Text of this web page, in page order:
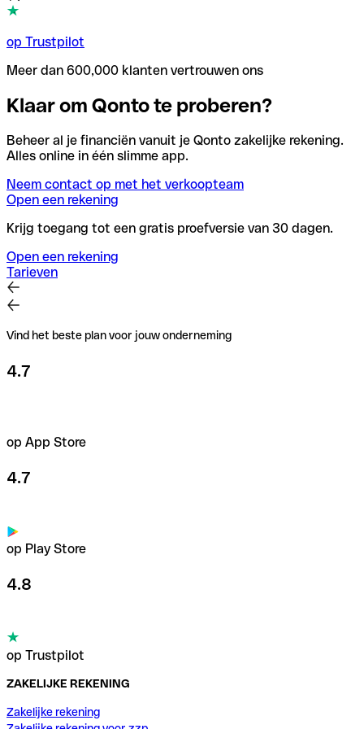
op Trustpilot
Meer dan 600,000 klanten vertrouwen ons
Klaar om Qonto te proberen?
Beheer al je financiën vanuit je Qonto zakelijke rekening.
Alles online in één slimme app.
Neem contact op met het verkoopteam
Open een rekening
Krijg toegang tot een gratis proefversie van 30 dagen.
Open een rekening
Tarieven
Vind het beste plan voor jouw onderneming
4.7
op App Store
4.7
op Play Store
4.8
op Trustpilot
ZAKELIJKE REKENING
Zakelijke rekening